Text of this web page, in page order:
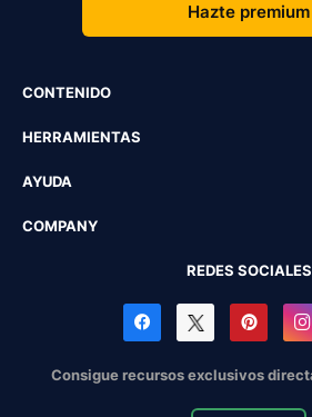
Hazte premium
CONTENIDO
HERRAMIENTAS
AYUDA
COMPANY
REDES SOCIALES
Consigue recursos exclusivos